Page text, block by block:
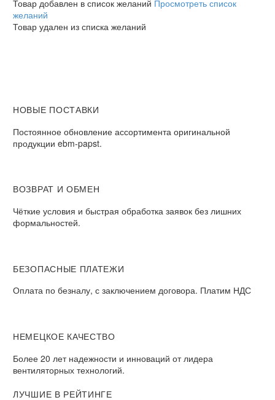
Ebmpapst
Товар добавлен в список желаний Просмотреть список
желаний
Товар удален из списка желаний
НОВЫЕ ПОСТАВКИ
Постоянное обновление ассортимента оригинальной
продукции ebm-papst.
ВОЗВРАТ И ОБМЕН
Чёткие условия и быстрая обработка заявок без лишних
формальностей.
БЕЗОПАСНЫЕ ПЛАТЕЖИ
Оплата по безналу, с заключением договора. Платим НДС
НЕМЕЦКОЕ КАЧЕСТВО
Более 20 лет надежности и инноваций от лидера
вентиляторных технологий.
ЛУЧШИЕ В РЕЙТИНГЕ